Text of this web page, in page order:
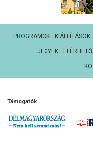
PROGRAMOK KIÁLLÍTÁSOK
JEGYEK
Támogatók